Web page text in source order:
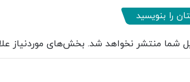
را بنویسید
شما منتشر نخواهد شد. بخش‌های موردنیاز